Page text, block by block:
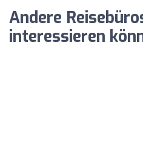
Andere
interessieren